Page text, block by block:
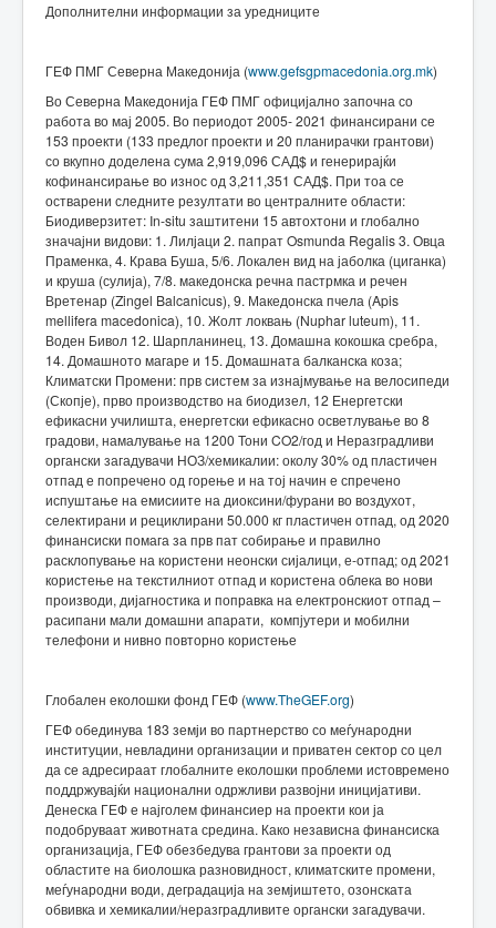
Дополнителни информации за уредниците
ГЕФ ПМГ Северна Македонија (www.gefsgpmacedonia.org.mk)
Во Северна Македонија ГЕФ ПМГ официјално започна со
работа во мај 2005. Во периодот 2005- 2021 финансирани се
153 проекти (133 предлог проекти и 20 планирачки грантови)
со вкупно доделена сума 2,919,096 САД$ и генерирајќи
кофинансирање во износ од 3,211,351 САД$. При тоа се
остварени следните резултати во централните области:
Биодиверзитет: In-situ заштитени 15 автохтони и глобално
значајни видови: 1. Лилјаци 2. папрат Osmunda Regalis 3. Овца
Праменка, 4. Крава Буша, 5/6. Локален вид на јаболка (циганка)
и круша (сулија), 7/8. македонска речна пастрмка и речен
Вретенар (Zingel Balcanicus), 9. Македонска пчела (Apis
mellifera macedonica), 10. Жолт локвањ (Nuphar luteum), 11.
Воден Бивол 12. Шарпланинец, 13. Домашна кокошка сребра,
14. Домашното магаре и 15. Домашната балканска коза;
Климатски Промени: прв систем за изнајмување на велосипеди
(Скопје), прво производство на биодизел, 12 Енергетски
ефикасни училишта, енергетски ефикасно осветлување во 8
градови, намалување на 1200 Тони CO2/год и Неразградливи
органски загадувачи НОЗ/хемикалии: околу 30% од пластичен
отпад е попречено од горење и на тој начин е спречено
испуштање на емисиите на диоксини/фурани во воздухот,
селектирани и рециклирани 50.000 кг пластичен отпад, од 2020
финансиски помага за прв пат собирање и правилно
расклопување на користени неонски сијалици, е-отпад; од 2021
користење на текстилниот отпад и користена облека во нови
производи, дијагностика и поправка на електронскиот отпад –
расипани мали домашни апарати, компјутери и мобилни
телефони и нивно повторно користење
Глобален еколошки фонд ГЕФ (www.TheGEF.org)
ГЕФ обединува 183 земји во партнерство со меѓународни
институции, невладини организации и приватен сектор со цел
да се адресираат глобалните еколошки проблеми истовремено
поддржувајќи национални одржливи развојни иницијативи.
Денеска ГЕФ е најголем финансиер на проекти кои ја
подобруваат животната средина. Како независна финансиска
организација, ГЕФ обезбедува грантови за проекти од
областите на биолошка разновидност, климатските промени,
меѓународни води, деградација на земјиштето, озонската
обвивка и хемикалии/неразградливите органски загадувачи.